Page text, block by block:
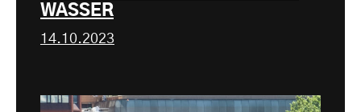
WASSER
14.10.2023